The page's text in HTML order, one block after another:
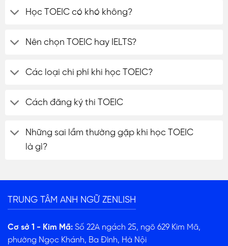
Học TOEIC có khó không?
Nên chọn TOEIC hay IELTS?
Các loại chi phí khi học TOEIC?
Cách đăng ký thi TOEIC
Những sai lầm thường gặp khi học TOEIC
là gì?
TRUNG TÂM ANH NGỮ ZENLISH
Cơ sở 1 - Kim Mã: Số 22A ngách 25, ngõ 629 Kim Mã,
phường Ngọc Khánh, Ba Đình, Hà Nội